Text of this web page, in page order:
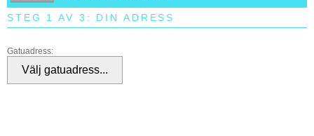
STEG 1 AV 3: DIN ADRESS
Gatuadress: